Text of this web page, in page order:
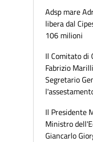
Adsp mare
libera dal
106 milioni
Il Comitato di
Fabrizio
Segretario
Il Presidente
Ministro
Giancarlo